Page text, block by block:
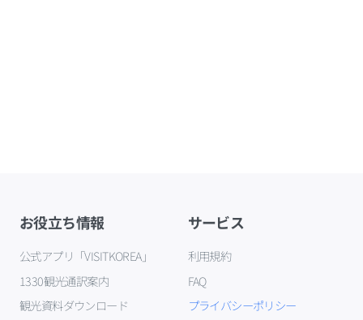
お役立ち情報
公式アプリ「VISITKOREA」
1330観光通訳案内
観光資料ダウンロード
サービス
利用規約
FAQ
プライバシーポリシー